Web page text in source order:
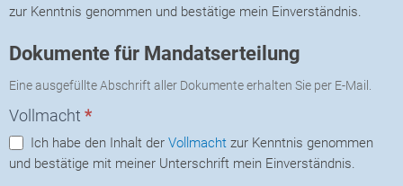
zur Kenntnis genommen und bestätige mein Einverständnis.
Dokumente für Mandatserteilung
Eine ausgefüllte Abschrift aller Dokumente erhalten Sie per E-Mail.
Vollmacht *
Ich habe den Inhalt der Vollmacht zur Kenntnis genommen
und bestätige mit meiner Unterschrift mein Einverständnis.